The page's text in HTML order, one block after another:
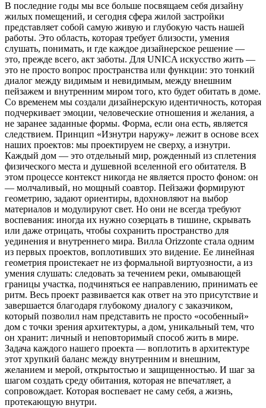
В последние годы мы все больше посвящаем себя дизайну
жилых помещений, и сегодня сфера жилой застройки
представляет собой самую живую и глубокую часть нашей
работы. Это область, которая требует близости, умения
слушать, понимать, и где каждое дизайнерское решение —
это, прежде всего, акт заботы. Для UNICA искусство жить —
это не просто вопрос пространства или функции: это тонкий
диалог между видимым и невидимым, между внешним
пейзажем и внутренним миром того, кто будет обитать в доме.
Со временем мы создали дизайнерскую идентичность, которая
подчеркивает эмоции, человеческие отношения и желания, а
не заранее заданные формы. Форма, если она есть, является
следствием. Принцип «Изнутри наружу» лежит в основе всех
наших проектов: мы проектируем не сверху, а изнутри.
Каждый дом — это отдельный мир, рожденный из сплетения
физического места и душевной вселенной его обитателя. В
этом процессе контекст никогда не является просто фоном: он
— молчаливый, но мощный соавтор. Пейзажи формируют
геометрию, задают ориентиры, вдохновляют на выбор
материалов и модулируют свет. Но они не всегда требуют
воспевания: иногда их нужно созерцать в тишине, скрывать
или даже отрицать, чтобы сохранить пространство для
уединения и внутреннего мира. Вилла Orizzonte стала одним
из первых проектов, воплотивших это видение. Ее линейная
геометрия проистекает не из формальной виртуозности, а из
умения слушать: следовать за течением реки, омывающей
границы участка, подчиняться ее направлению, принимать ее
ритм. Весь проект развивается как ответ на это присутствие и
завершается благодаря глубокому диалогу с заказчиком,
который позволил нам представить не просто «особенный»
дом с точки зрения архитектуры, а дом, уникальный тем, что
он хранит: личный и неповторимый способ жить в мире.
Задача каждого нашего проекта — воплотить в архитектуре
этот хрупкий баланс между внутренним и внешним,
желанием и мерой, открытостью и защищенностью. И шаг за
шагом создать среду обитания, которая не впечатляет, а
сопровождает. Которая воспевает не саму себя, а жизнь,
протекающую внутри.